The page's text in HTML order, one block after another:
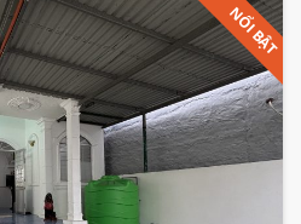
NỔI BẬT